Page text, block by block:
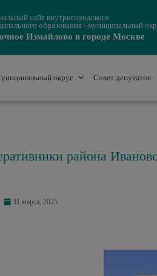
сайт внутригородского
образования - муниципальный
Измайлово в городе Москве
округ Совет депутатов
района
31 марта, 2025